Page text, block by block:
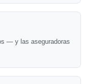
— y las aseguradoras